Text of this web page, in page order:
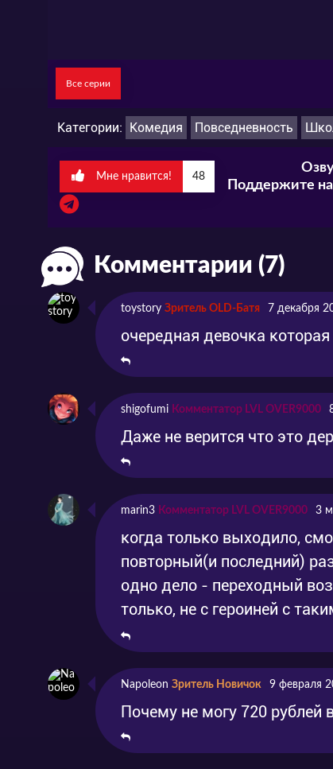
сайте в хорошем качестве. И не
Все серии
Категории: Комедия Повседневность
Мне нравится! 48
Поддержите
Комментарии (7)
toystory Зритель OLD-Батя 7 декабря
очередная девочка
shigofumi Комментатор LVL OVER9000
Даже не верится что это
marin3 Комментатор LVL OVER9000 3
когда только выходило,
повторный(и последний)
одно дело - переходный
только, не с героиней с
Napoleon Зритель Новичок 9 февраля
Почему не могу 720 рублей